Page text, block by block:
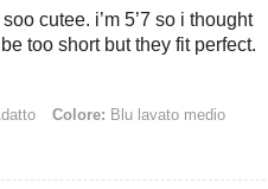
cutee. i’m 5’7 so i thought
too short but they fit perfect.
Colore: Blu lavato medio